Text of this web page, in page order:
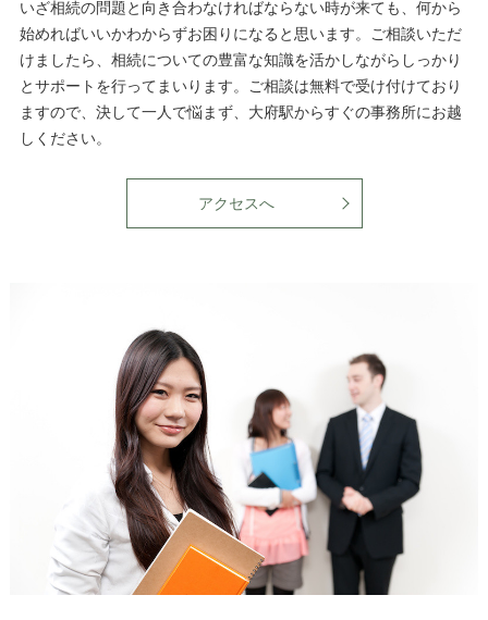
いざ相続の問題と向き合わなければならない時が来ても、何から
始めればいいかわからずお困りになると思います。ご相談いただ
けましたら、相続についての豊富な知識を活かしながらしっかり
とサポートを行ってまいります。ご相談は無料で受け付けており
ますので、決して一人で悩まず、大府駅からすぐの事務所にお越
しください。
アクセスへ